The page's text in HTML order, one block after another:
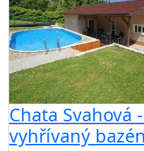
Chata Svahová
vyhřívaný